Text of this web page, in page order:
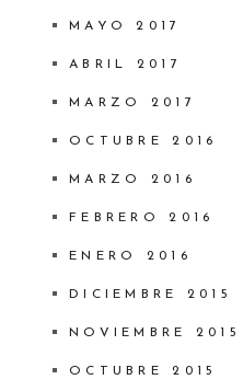
MAYO 2017
ABRIL 2017
MARZO 2017
OCTUBRE 2016
MARZO 2016
FEBRERO 2016
ENERO 2016
DICIEMBRE 2015
NOVIEMBRE 2015
OCTUBRE 2015